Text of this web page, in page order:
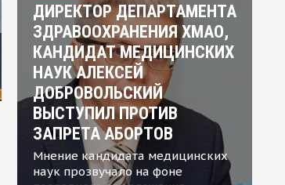
ДИРЕКТОР ДЕПАРТАМЕНТА
ЗДРАВООХРАНЕНИЯ ХМАО,
КАНДИДАТ МЕДИЦИНСКИХ
НАУК АЛЕКСЕЙ
ДОБРОВОЛЬСКИЙ
ВЫСТУПИЛ ПРОТИВ
ЗАПРЕТА АБОРТОВ
Мнение кандидата медицинских
наук прозвучало на фоне